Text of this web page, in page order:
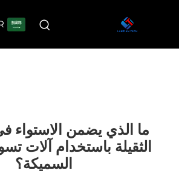
ما الذي يضمن الاستواء
الثقيلة باستخدام آلات
السميكة؟